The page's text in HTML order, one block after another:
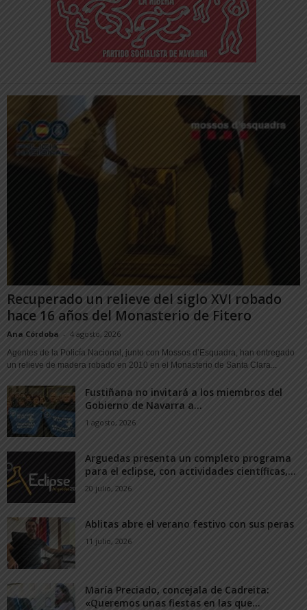
Recuperado un relieve del siglo XVI robado
hace 16 años del Monasterio de Fitero
Ana Córdoba - 4 agosto, 2026
Agentes de la Policía Nacional, junto con Mossos d’Esquadra, han entregado
un relieve de madera robado en 2010 en el Monasterio de Santa Clara...
Fustiñana no invitará a los miembros del
Gobierno de Navarra a...
1 agosto, 2026
Arguedas presenta un completo programa
para el eclipse, con actividades científicas,...
20 julio, 2026
Ablitas abre el verano festivo con sus peras
11 julio, 2026
María Preciado, concejala de Cadreita:
«Queremos unas fiestas en las que...